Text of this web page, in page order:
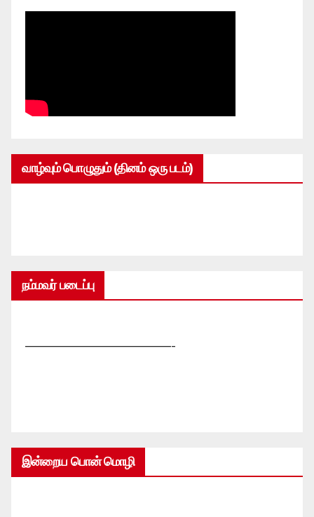
வாழ்வும் பொழுதும் (தினம் ஒரு படம்)
நம்மவர் படைப்பு
—————————————-
இன்றைய பொன் மொழி